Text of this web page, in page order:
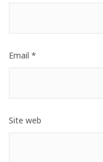
Email *
Site web